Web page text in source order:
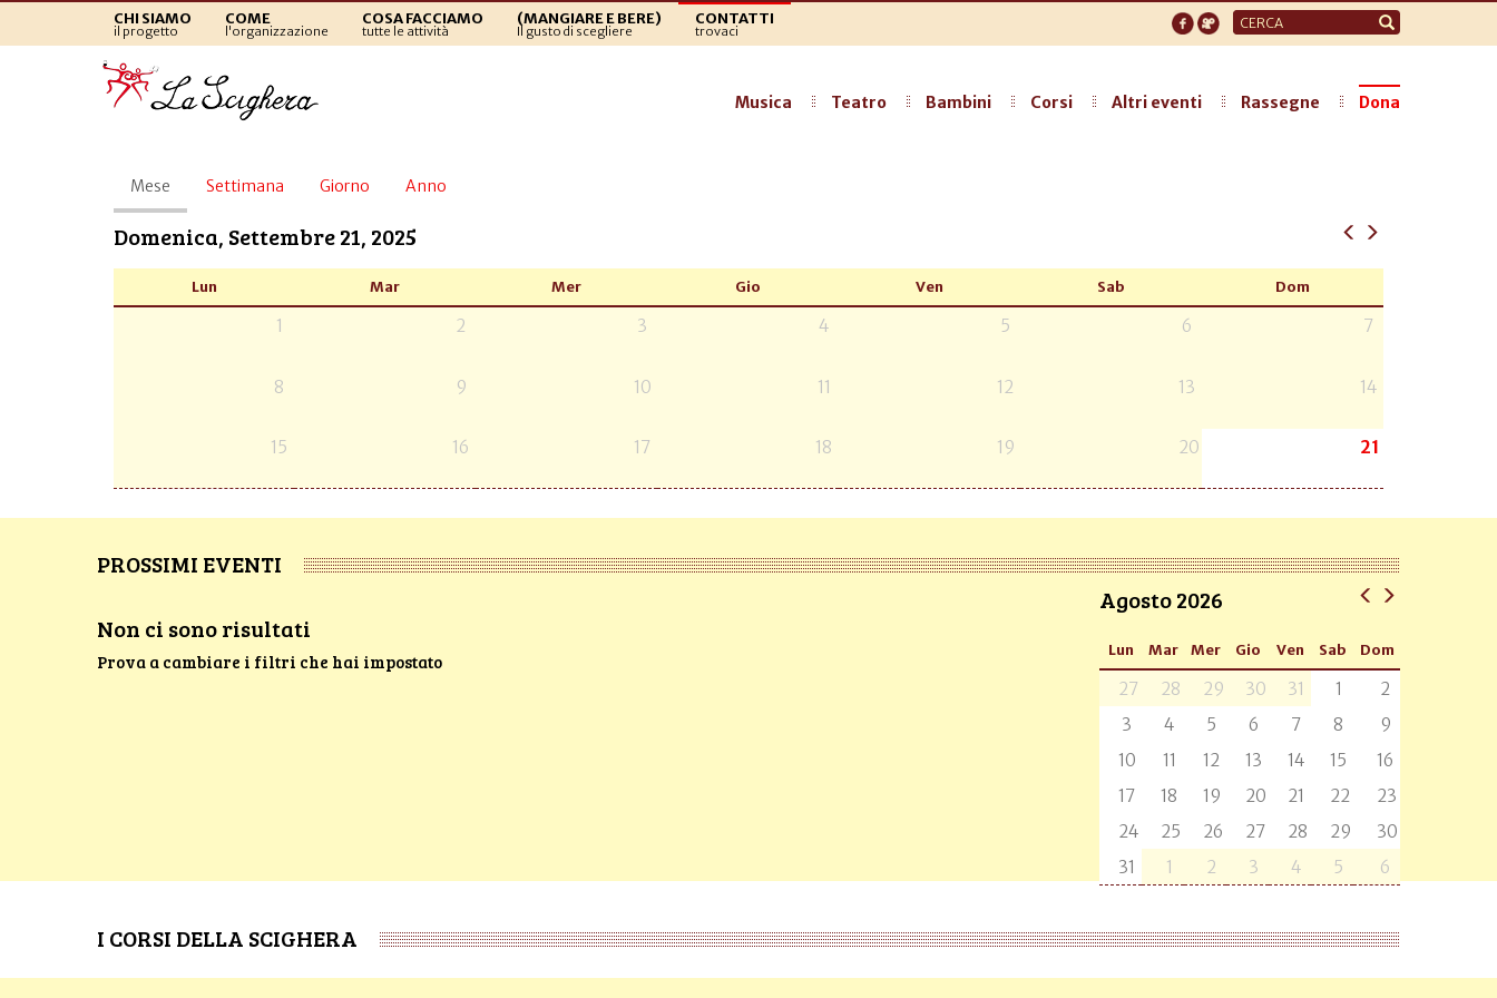
CHI SIAMO
il progetto
COME
l'organizzazione
COSA FACCIAMO
tutte le attività
(MANGIARE E BERE)
Il gusto di scegliere
CONTATTI
trovaci
Form
di
Musica Teatro Bambini Corsi Altri eventi Rassegne Dona
Schede
primarie
Mese (scheda
attiva)
Settimana Giorno Anno
Domenica, Settembre 21, 2025
Lun Mar Mer Gio Ven Sab Dom
1 2 3 4 5 6 7
8 9 10 11 12 13 14
15 16 17 18 19 20 21
PROSSIMI EVENTI
Non ci sono risultati
Prova a cambiare i filtri che hai impostato
Agosto 2026
Lun Mar Mer Gio Ven Sab Dom
27 28 29 30 31 1
2
3
4 5 6 7 8
9
10
11 12 13 14 15
16
17
18 19 20 21 22
23
24
25 26 27 28 29
30
31
1 2 3 4 5 6
I CORSI DELLA SCIGHERA